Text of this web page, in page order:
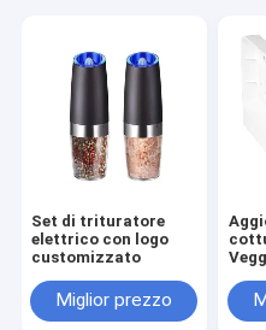
Set di trituratore
elettrico con logo
customizzato
Miglior prezzo